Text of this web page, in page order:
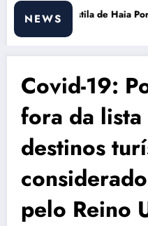
NEWS
2026: Efeitos Surpreendentes
Covid-19:
fora da
destinos
pelo Reino